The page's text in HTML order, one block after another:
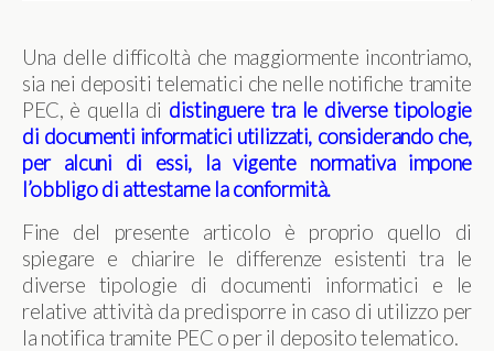
Una delle difficoltà che maggiormente incontriamo,
sia nei depositi telematici che nelle notifiche tramite
PEC, è quella di distinguere tra le diverse tipologie
di documenti informatici utilizzati, considerando che,
per alcuni di essi, la vigente normativa impone
l’obbligo di attestarne la conformità.
Fine del presente articolo è proprio quello di
spiegare e chiarire le differenze esistenti tra le
diverse tipologie di documenti informatici e le
relative attività da predisporre in caso di utilizzo per
la notifica tramite PEC o per il deposito telematico.